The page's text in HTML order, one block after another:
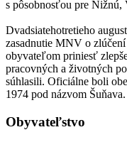
s pôsobnosťou pre Nižnú,
Dvadsiatehotretieho
zasadnutie MNV o
obyvateľom priniesť
pracovných a životných
súhlasili. Oficiálne boli
1974 pod názvom Šuňava.
Obyvateľstvo